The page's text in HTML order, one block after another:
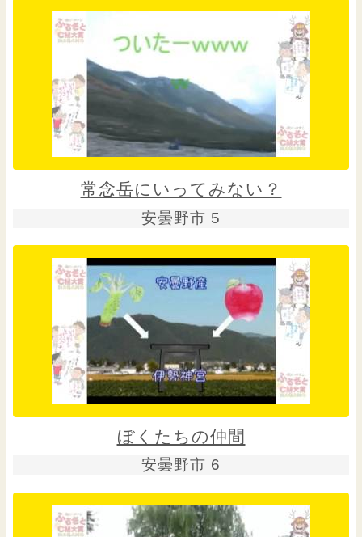
常念岳にいってみない？
安曇野市 5
ぼくたちの仲間
安曇野市 6